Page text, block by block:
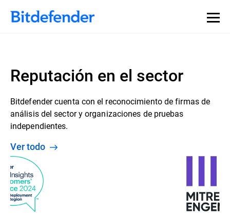
Reputación en el sector
Bitdefender cuenta con el reconocimiento de firmas de
análisis del sector y organizaciones de pruebas
independientes.
Ver todo